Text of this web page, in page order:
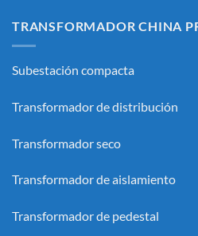
TRANSFORMADOR CHINA
Subestación compacta
Transformador de distribución
Transformador seco
Transformador de aislamiento
Transformador de pedestal